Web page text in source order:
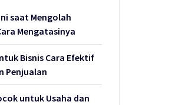
saat Mengolah
Mengatasinya
Bisnis Cara Efektif
Penjualan
untuk Usaha dan